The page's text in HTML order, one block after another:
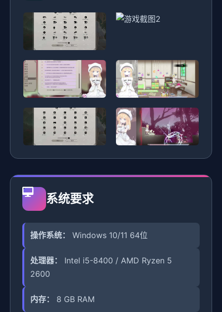
系统要求
操作系统： Windows 10/11 64位
处理器：
Intel i5-8400 / AMD Ryzen 5
2600
内存： 8 GB RAM